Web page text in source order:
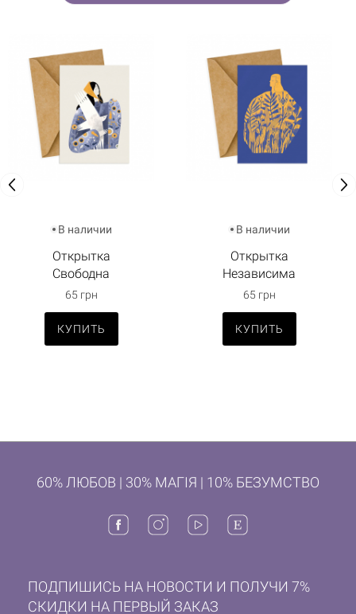
В наличии
Открытка
Свободна
65 грн
КУПИТЬ
В наличии
Открытка
Независима
65 грн
КУПИТЬ
60% ЛЮБОВ | 30% МАГІЯ | 10% БЕЗУМСТВО
ПОДПИШИСЬ НА НОВОСТИ И ПОЛУЧИ 7%
СКИДКИ НА ПЕРВЫЙ ЗАКАЗ